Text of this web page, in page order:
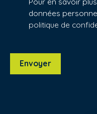
données
politique de
Envoyer